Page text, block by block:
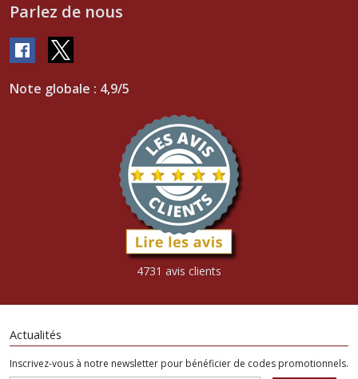
Parlez de nous
Note globale : 4,9/5
4731 avis clients
Actualités
Inscrivez-vous à notre newsletter pour bénéficier de codes promotionnels.